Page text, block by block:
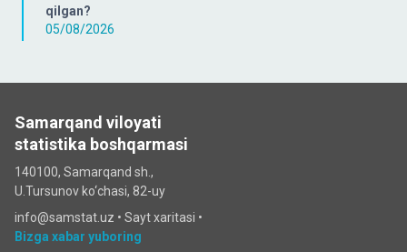
qilgan?
05/08/2026
Samarqand viloyati
statistika boshqarmasi
140100, Samarqand sh.,
U.Tursunov ko‘chаsi, 82-uy
info@samstat.uz • Sayt xaritasi •
Bizga xabar yuboring